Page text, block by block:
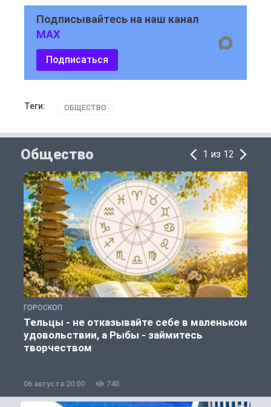
Подписывайтесь на наш канал
MAX
Подписаться
Теги: ОБЩЕСТВО
Общество 1 из 12
ГОРОСКОП
Тельцы - не отказывайте себе в маленьком
удовольствии, а Рыбы - займитесь
творчеством
06 августа 20:00 740